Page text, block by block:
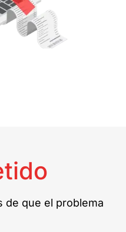
de que el problema